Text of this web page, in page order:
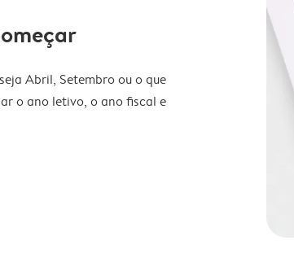
Abril, Setembro ou o que
o ano letivo, o ano fiscal e